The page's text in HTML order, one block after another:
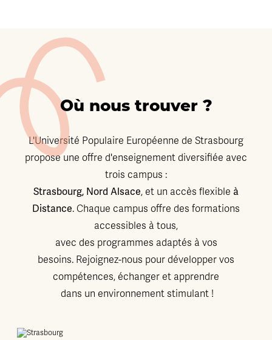
Où nous trouver ?
L'Université Populaire Européenne de Strasbourg
propose une offre d'enseignement diversifiée avec
trois campus :
Strasbourg, Nord Alsace, et un accès flexible à
Distance. Chaque campus offre des formations
accessibles à tous,
avec des programmes adaptés à vos
besoins. Rejoignez-nous pour développer vos
compétences, échanger et apprendre
dans un environnement stimulant !